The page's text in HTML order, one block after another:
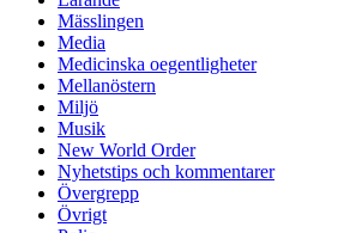
Mässlingen
Media
Medicinska oegentligheter
Mellanöstern
Miljö
Musik
New World Order
Nyhetstips och kommentarer
Övergrepp
Övrigt